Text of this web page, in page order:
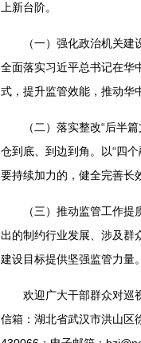
上新台阶。
（一）强化政治机关
全面落实习近平总书记在华
式，提升监管效能，推动华
（二）落实整改“后半
仓到底、到边到角。以“四
要持续加力的，健全完善长
（三）推动监管工作
出的制约行业发展、涉及群
建设目标提供坚强监管力量。
欢迎广大干部群众对巡
信箱：湖北省武汉市洪山区